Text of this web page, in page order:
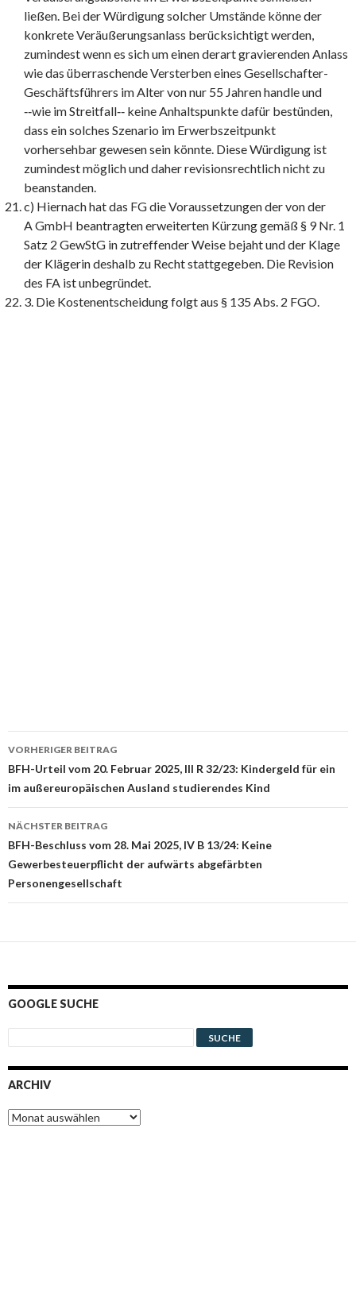
ließen. Bei der Würdigung solcher Umstände könne der
konkrete Veräußerungsanlass berücksichtigt werden,
zumindest wenn es sich um einen derart gravierenden Anlass
wie das überraschende Versterben eines Gesellschafter-
Geschäftsführers im Alter von nur 55 Jahren handle und
‑‑wie im Streitfall‑‑ keine Anhaltspunkte dafür bestünden,
dass ein solches Szenario im Erwerbszeitpunkt
vorhersehbar gewesen sein könnte. Diese Würdigung ist
zumindest möglich und daher revisionsrechtlich nicht zu
beanstanden.
c) Hiernach hat das FG die Voraussetzungen der von der
A GmbH beantragten erweiterten Kürzung gemäß § 9 Nr. 1
Satz 2 GewStG in zutreffender Weise bejaht und der Klage
der Klägerin deshalb zu Recht stattgegeben. Die Revision
des FA ist unbegründet.
3. Die Kostenentscheidung folgt aus § 135 Abs. 2 FGO.
Beitrags-
Navigation
VORHERIGER BEITRAG
BFH-Urteil vom 20. Februar 2025, III R 32/23: Kindergeld für ein
im außereuropäischen Ausland studierendes Kind
NÄCHSTER BEITRAG
BFH-Beschluss vom 28. Mai 2025, IV B 13/24: Keine
Gewerbesteuerpflicht der aufwärts abgefärbten
Personengesellschaft
GOOGLE SUCHE
ARCHIV
Archiv